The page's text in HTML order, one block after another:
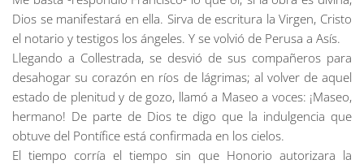
Dios se manifestará en ella. Sirva de escritura la Virgen, Cristo
el notario y testigos los ángeles. Y se volvió de Perusa a Asís.
Llegando a Collestrada, se desvió de sus compañeros para
desahogar su corazón en ríos de lágrimas; al volver de aquel
estado de plenitud y de gozo, llamó a Maseo a voces: ¡Maseo,
hermano! De parte de Dios te digo que la indulgencia que
obtuve del Pontífice está confirmada en los cielos.
El tiempo corría el tiempo sin que Honorio autorizara la